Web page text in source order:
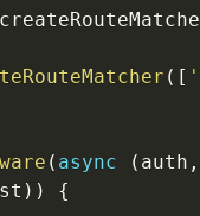
( [
( async ( auth ,
) )
{